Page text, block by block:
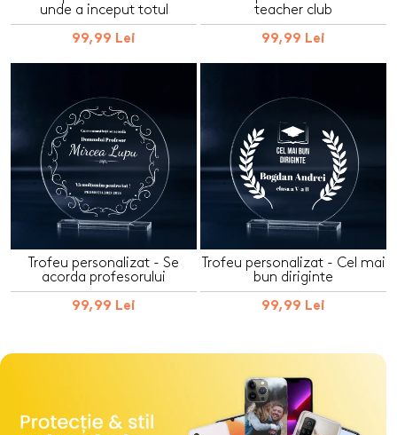
unde a inceput totul
99,99 Lei
teacher club
99,99 Lei
Trofeu personalizat - Se
acorda profesorului
99,99 Lei
Trofeu personalizat - Cel mai
bun diriginte
99,99 Lei